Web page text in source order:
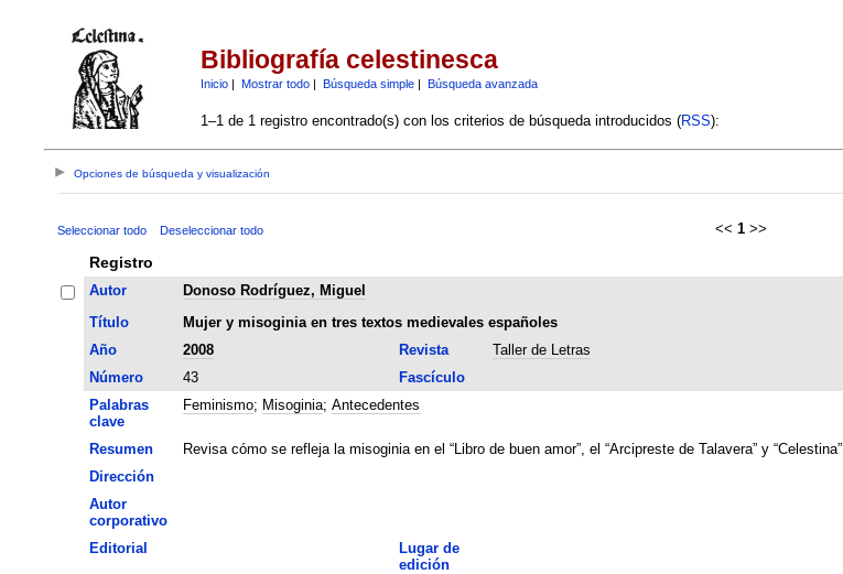
Bibliografía celestinesca
Inicio| Mostrar todo| Búsqueda simple| Búsqueda avanzada
1–1 de 1 registro encontrado(s) con los criterios de búsqueda introducidos (RSS):
Opciones de búsqueda y visualización
Seleccionar todo Deseleccionar todo << 1 >>
Registro
Autor
Donoso Rodríguez, Miguel
Título
Mujer y misoginia en tres textos medievales españoles
Año
2008 Revista Taller de Letras
Número
43 Fascículo
Palabras
clave
Feminismo; Misoginia; Antecedentes
Resumen
Revisa cómo se refleja la misoginia en el “Libro de buen amor”, el “Arcipreste de Talavera” y “Celestina”.
Dirección
Autor
corporativo
Editorial
Lugar de
edición